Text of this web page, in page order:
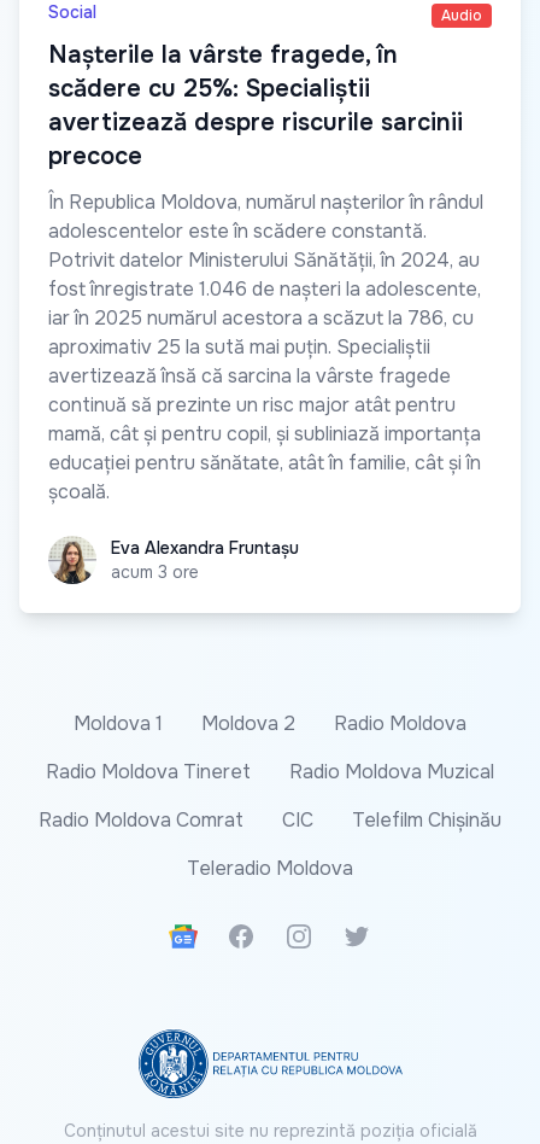
Social Audio
Nașterile la vârste fragede, în
scădere cu 25%: Specialiștii
avertizează despre riscurile sarcinii
precoce
În Republica Moldova, numărul nașterilor în rândul
adolescentelor este în scădere constantă.
Potrivit datelor Ministerului Sănătății, în 2024, au
fost înregistrate 1.046 de nașteri la adolescente,
iar în 2025 numărul acestora a scăzut la 786, cu
aproximativ 25 la sută mai puțin. Specialiștii
avertizează însă că sarcina la vârste fragede
continuă să prezinte un risc major atât pentru
mamă, cât și pentru copil, și subliniază importanța
educației pentru sănătate, atât în familie, cât și în
școală.
Eva Alexandra Fruntașu
Eva Alexandra Fruntașu
acum 3 ore
Moldova 1 Moldova 2
Radio Moldova
Radio Moldova Tineret
Radio Moldova Muzical
Radio Moldova Comrat
CIC
Telefilm Chișinău
Teleradio Moldova
Google News
FacebookInstagramTwitter
Conținutul acestui site nu reprezintă poziția oficială